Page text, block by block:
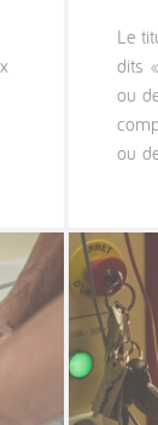
Le
dits
ou
ou